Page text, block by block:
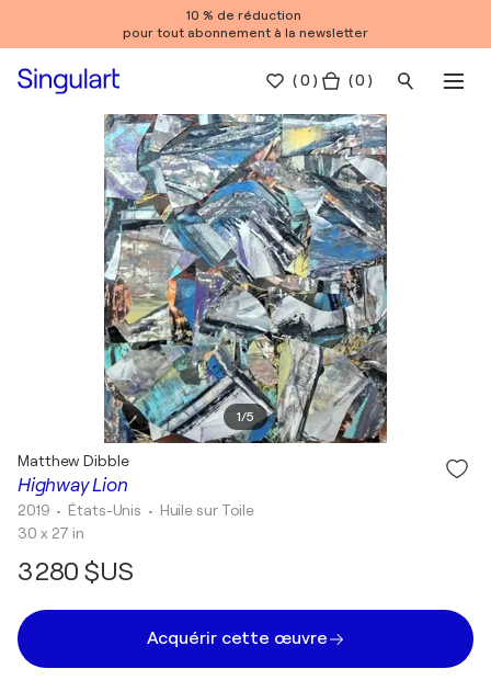
10 % de réduction
pour tout abonnement à la newsletter
(0 ) ( 0 )
1/5
Highway Lion
Matthew Dibble
2019 • États-Unis • Huile sur Toile
30 x 27 in
3 280 $US
Acquérir cette œuvre